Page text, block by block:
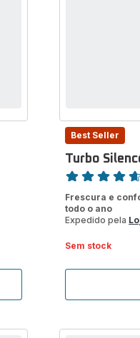
Best Seller
Turbo
Classificação
Frescura e
todo o ano
Expedido pela
Sem stock